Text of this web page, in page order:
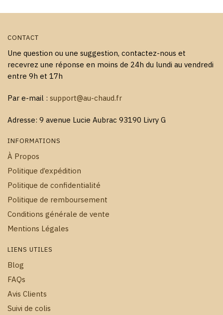
CONTACT
Une question ou une suggestion, contactez-nous et
recevrez une réponse en moins de 24h du lundi au vendredi
entre 9h et 17h
Par e-mail : support@au-chaud.fr
Adresse: 9 avenue Lucie Aubrac 93190 Livry G
INFORMATIONS
À Propos
Politique d’expédition
Politique de confidentialité
Politique de remboursement
Conditions générale de vente
Mentions Légales
LIENS UTILES
Blog
FAQs
Avis Clients
Suivi de colis